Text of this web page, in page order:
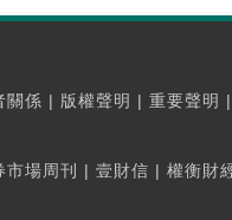
關係 | 版權聲明 | 重要聲明 |
市場周刊 | 壹財信 | 權衡財